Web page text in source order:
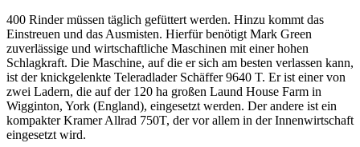
400 Rinder müssen täglich gefüttert werden. Hinzu kommt das
Einstreuen und das Ausmisten. Hierfür benötigt Mark Green
zuverlässige und wirtschaftliche Maschinen mit einer hohen
Schlagkraft. Die Maschine, auf die er sich am besten verlassen kann,
ist der knickgelenkte Teleradlader Schäffer 9640 T. Er ist einer von
zwei Ladern, die auf der 120 ha großen Laund House Farm in
Wigginton, York (England), eingesetzt werden. Der andere ist ein
kompakter Kramer Allrad 750T, der vor allem in der Innenwirtschaft
eingesetzt wird.